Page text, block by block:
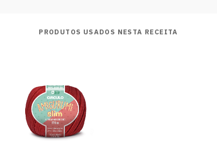
PRODUTOS USADOS NESTA RECEITA